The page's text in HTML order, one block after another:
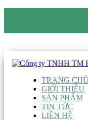
TRANG CHỦ
GIỚI THIỆU
SẢN PHẨM
TIN TỨC
LIÊN HỆ